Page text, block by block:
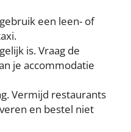
een leen- of
is. Vraag de
je accommodatie
Vermijd restaurants
en bestel niet